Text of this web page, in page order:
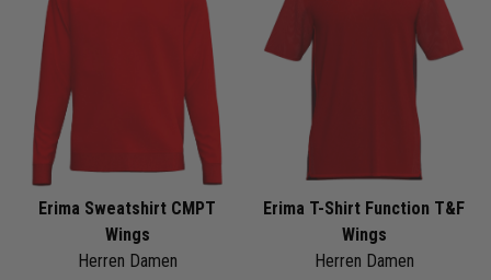
Erima Sweatshirt CMPT
Wings
Herren Damen
Erima T-Shirt Function T&F
Wings
Herren Damen